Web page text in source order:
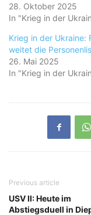
28. Oktober 2025
In "Krieg in der
Krieg in der Ukraine:
weitet die
26. Mai 2025
In "Krieg in der
Previous article
USV II: Heute im
Abstiegsduell in